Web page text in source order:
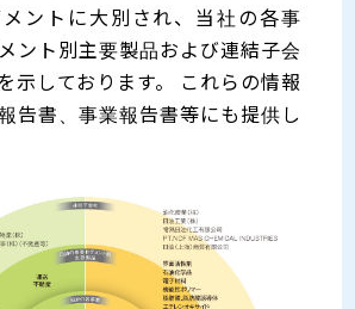
ントに大別され、当社の各事
ント別主要製品および連結子会
示しております。 これらの情報
告書、事業報告書等にも提供し